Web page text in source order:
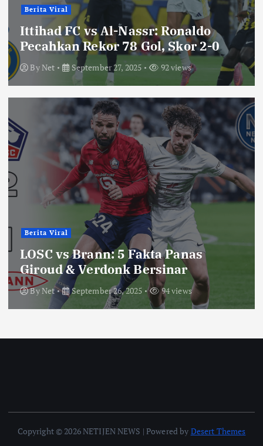
Berita Viral
Ittihad FC vs Al-Nassr: Ronaldo
Pecahkan Rekor 78 Gol, Skor 2-0
ByNet September 27, 2025 92 views
Berita Viral
LOSC vs Brann: 5 Fakta Panas
Giroud & Verdonk Bersinar
ByNet September 26, 2025 94 views
Copyright © 2026 NETIJEN NEWS | Powered by Desert Themes